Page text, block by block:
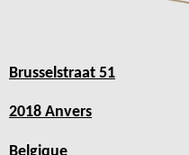
Brusselstraat 51
2018 Anvers
Belgique